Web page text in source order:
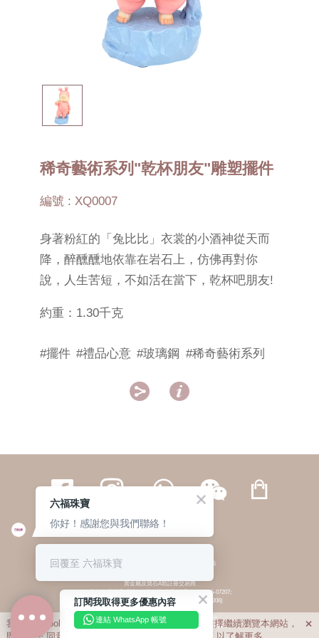
稀奇藝術系列"乾杯朋友"雕塑擺件
編號 : XQ0007
身著粉紅的「兔比比」衣裳的小酒神從天而
降，醉醺醺地依靠在岩石上，仿佛再對你
說，人生苦短，不如活在當下，乾杯吧朋友!
約重：1.30千克
#擺件 #禮品心意 #玻璃鋼 #稀奇藝術系列
 
繁體 | 簡体
© 六福集團 版權所有 不得轉載 私隱政策
貴金屬及寶石A類註冊交易商
(六福企業禮品(國際)有限公司-註冊號碼:A-B-24-05-07207;
六福電子商貿有限公司-註冊號碼:A-B-24-05-07206)
貴金屬及寶石B類註冊交易商
(六福集團有限公司-註冊號碼:B-B-24-05-07258;
六福珠寶金行(香港)有限公司-註冊號碼:B-B-24-05-07259)
我們利用cookies為您提供最佳的瀏覽體驗。若您選擇繼續瀏覽本網站，

訂閱我取得更多優惠內容
連結 WhatsApp 帳號
六福珠寶
你好！感謝您與我們聯絡！
回覆至 六福珠寶